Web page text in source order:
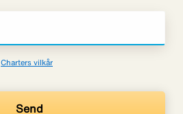
Charters vilkår